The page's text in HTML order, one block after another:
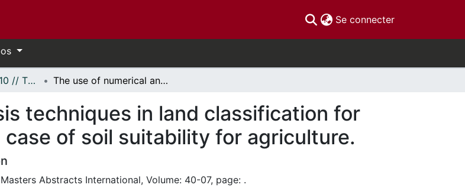
Se connecter(current)
Thèses, 1910 - 2010 // Theses, 1910 - 2010 The use of numerical analysis techniques in land classification for resources management the case of soil suitability for agriculture.
techniques in land classification for
of soil suitability for agriculture.
Abstracts International, Volume: 40-07, page: .